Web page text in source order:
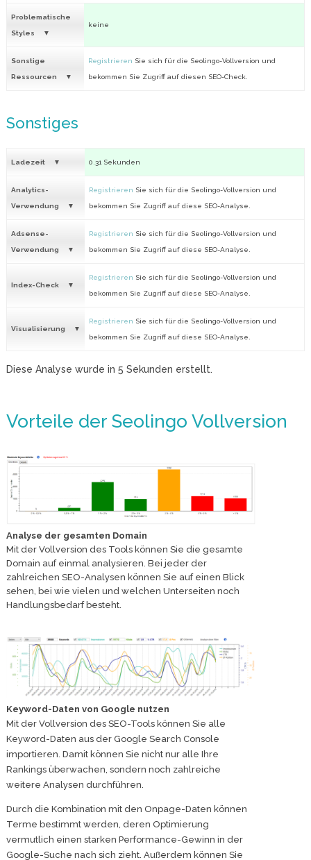
Problematische
Styles
keine
Sonstige
Ressourcen
Registrieren Sie sich für die Seolingo-Vollversion und
bekommen Sie Zugriff auf diesen SEO-Check.
Sonstiges
Ladezeit 0.31 Sekunden
Analytics-
Verwendung
Registrieren Sie sich für die Seolingo-Vollversion und
bekommen Sie Zugriff auf diese SEO-Analyse.
Adsense-
Verwendung
Registrieren Sie sich für die Seolingo-Vollversion und
bekommen Sie Zugriff auf diese SEO-Analyse.
Index-Check
Registrieren Sie sich für die Seolingo-Vollversion und
bekommen Sie Zugriff auf diese SEO-Analyse.
Visualisierung
Registrieren Sie sich für die Seolingo-Vollversion und
bekommen Sie Zugriff auf diese SEO-Analyse.
Diese Analyse wurde in 5 Sekunden erstellt.
Vorteile der Seolingo Vollversion
Analyse der gesamten Domain
Mit der Vollversion des Tools können Sie die gesamte
Domain auf einmal analysieren. Bei jeder der
zahlreichen SEO-Analysen können Sie auf einen Blick
sehen, bei wie vielen und welchen Unterseiten noch
Handlungsbedarf besteht.
Keyword-Daten von Google nutzen
Mit der Vollversion des SEO-Tools können Sie alle
Keyword-Daten aus der Google Search Console
importieren. Damit können Sie nicht nur alle Ihre
Rankings überwachen, sondern noch zahlreiche
weitere Analysen durchführen.
Durch die Kombination mit den Onpage-Daten können
Terme bestimmt werden, deren Optimierung
vermutlich einen starken Performance-Gewinn in der
Google-Suche nach sich zieht. Außerdem können Sie